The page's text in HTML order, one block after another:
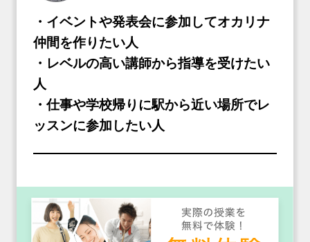
・イベントや発表会に参加してオカリナ
仲間を作りたい人
・レベルの高い講師から指導を受けたい
人
・仕事や学校帰りに駅から近い場所でレ
ッスンに参加したい人